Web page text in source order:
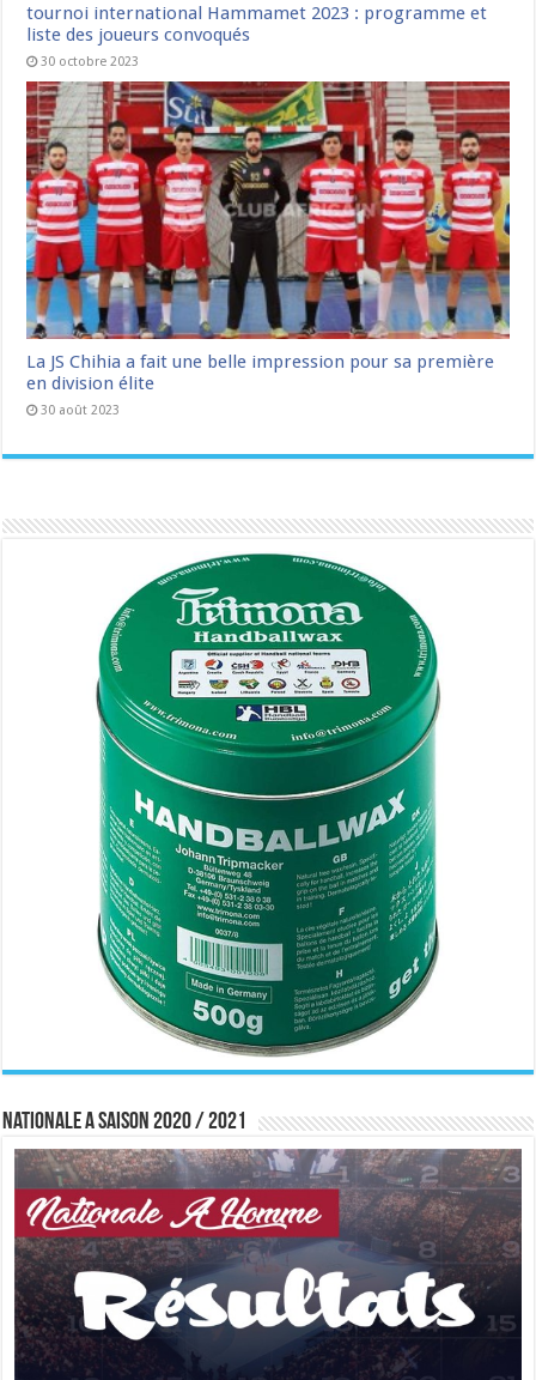
tournoi international Hammamet 2023 : programme et
liste des joueurs convoqués
30 octobre 2023
La JS Chihia a fait une belle impression pour sa première
en division élite
30 août 2023
Nationale A saison 2020 / 2021